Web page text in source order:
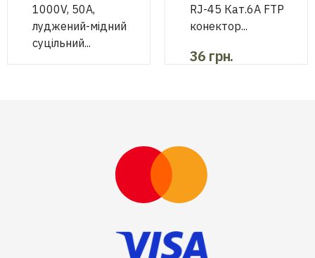
1000V, 50A,
луджений-мідний
суцільний...
RJ-45 Кат.6А FTP
конектор...
36 грн.